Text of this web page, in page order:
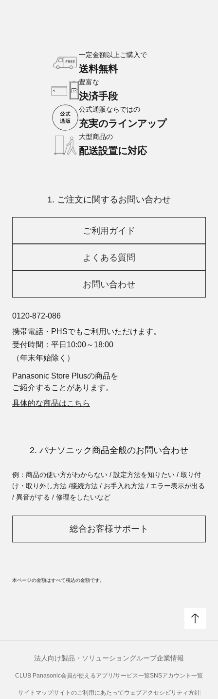
一定金額以上ご購入で
送料無料
豊富な
決済手段
公式通販ならではの
充実のラインアップ
大型商品の
配送設置に対応
1. ご注文に関するお問い合わせ
ご利用ガイド
よくある質問
お問い合わせ
0120-872-086
携帯電話・PHSでもご利用いただけます。
受付時間：平日10:00～18:00
（年末年始除く）
Panasonic Store Plusの商品を
ご紹介することがあります。
具体的な商品はこちら
2. パナソニック商品全般のお問い合わせ
例：商品の使い方がわからない / 設定方法を知りたい / 取り付
け・取り外し方法 /接続方法 / お手入れ方法 / エラー表示が出る
/ 異音がする / 修理をしたいなど
総合お客様サポート
本ページの金額はすべて税込の金額です。
法人向け製品・ソリューショングループ企業情報
CLUB Panasonic会員が使えるアプリ/サービス一覧SNSアカウント一覧
サイトマップサイトのご利用にあたって ウェブアクセシビリティ方針